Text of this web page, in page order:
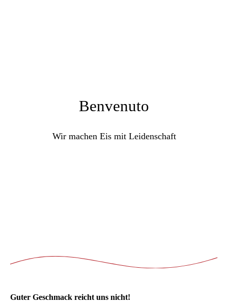
Benvenuto
Wir machen Eis mit Leidenschaft
Guter Geschmack reicht uns nicht!